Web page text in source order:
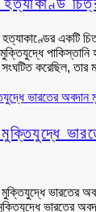
হত্যাকাণ্ডের একটি
পাকিস্তানি
করেছিল, তার
মুক্তিযুদ্ধে
মুক্তিযুদ্ধে
ভারতের